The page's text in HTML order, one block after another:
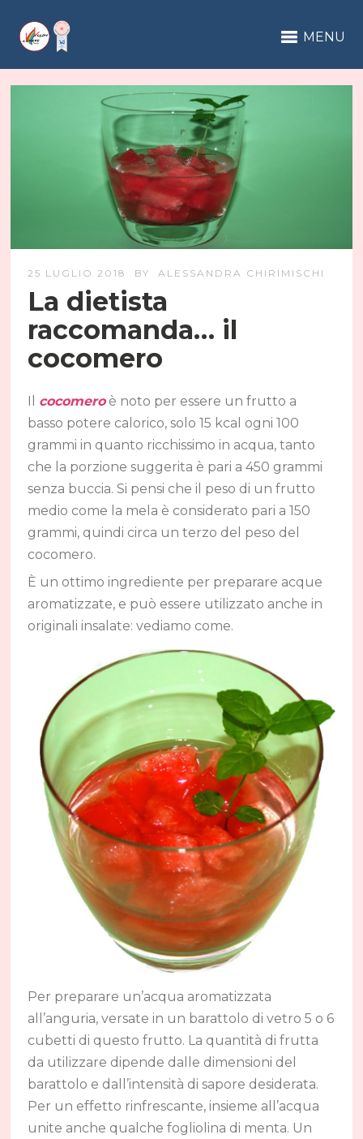
MENU
25 LUGLIO 2018 BY ALESSANDRA CHIRIMISCHI
La dietista
raccomanda… il
cocomero
cocomeroè noto per essere un frutto a
basso potere calorico, solo 15 kcal ogni 100
grammi in quanto ricchissimo in acqua, tanto
che la porzione suggerita è pari a 450 grammi
senza buccia. Si pensi che il peso di un frutto
medio come la mela è considerato pari a 150
grammi, quindi circa un terzo del peso del
cocomero.
È un ottimo ingrediente per preparare acque
aromatizzate, e può essere utilizzato anche in
originali insalate: vediamo come.
Per preparare un’acqua aromatizzata
all’anguria, versate in un barattolo di vetro 5 o 6
cubetti di questo frutto. La quantità di frutta
da utilizzare dipende dalle dimensioni del
barattolo e dall’intensità di sapore desiderata.
Per un effetto rinfrescante, insieme all’acqua
unite anche qualche fogliolina di menta. Un